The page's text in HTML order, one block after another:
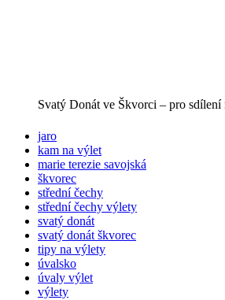
Svatý Donát ve Škvorci – pro
jaro
kam na výlet
marie terezie savojská
škvorec
střední čechy
střední čechy výlety
svatý donát
svatý donát škvorec
tipy na výlety
úvalsko
úvaly výlet
výlety